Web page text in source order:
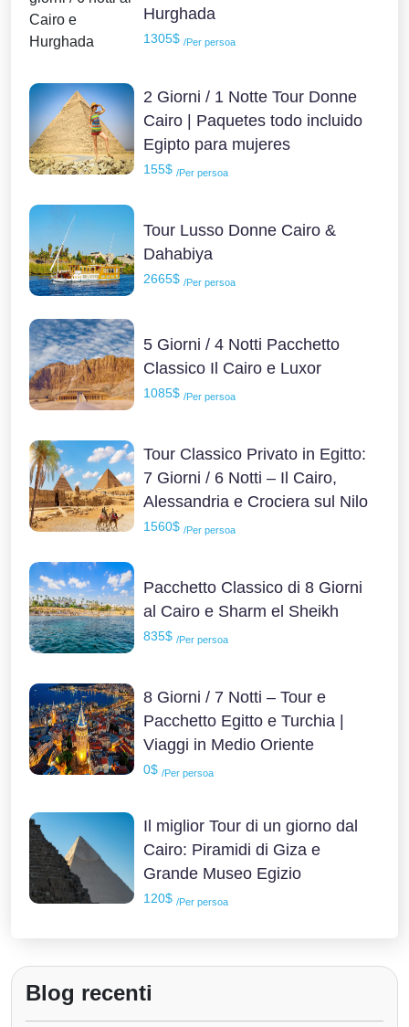
Hurghada
1305$ /Per persoa
2 Giorni / 1 Notte Tour Donne
Cairo | Paquetes todo incluido
Egipto para mujeres
155$ /Per persoa
Tour Lusso Donne Cairo &
Dahabiya
2665$ /Per persoa
5 Giorni / 4 Notti Pacchetto
Classico Il Cairo e Luxor
1085$ /Per persoa
Tour Classico Privato in Egitto:
7 Giorni / 6 Notti – Il Cairo,
Alessandria e Crociera sul Nilo
1560$ /Per persoa
Pacchetto Classico di 8 Giorni
al Cairo e Sharm el Sheikh
835$ /Per persoa
8 Giorni / 7 Notti – Tour e
Pacchetto Egitto e Turchia |
Viaggi in Medio Oriente
0$ /Per persoa
Il miglior Tour di un giorno dal
Cairo: Piramidi di Giza e
Grande Museo Egizio
120$ /Per persoa
Blog recenti